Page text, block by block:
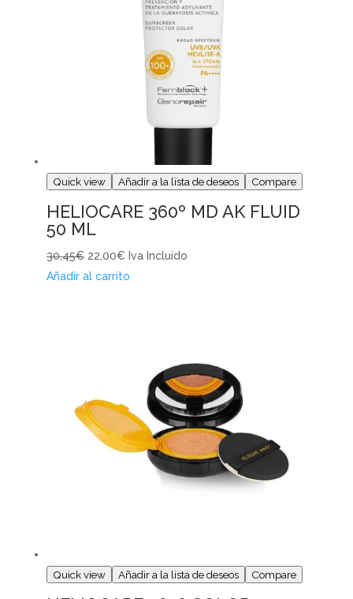
Quick view Añadir a la lista de deseos Compare
HELIOCARE 360º MD AK FLUID
50 ML
30,45€ 22,00€ Iva Incluido
Añadir al carrito
Quick view Añadir a la lista de deseos Compare